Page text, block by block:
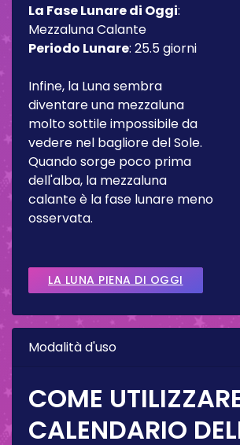
La Fase Lunare di Oggi:
Mezzaluna Calante
Periodo Lunare: 25.5 giorni
Infine, la Luna sembra
diventare una mezzaluna
molto sottile impossibile da
vedere nel bagliore del Sole.
Quando sorge poco prima
dell'alba, la mezzaluna
calante è la fase lunare meno
osservata.
LA LUNA PIENA DI OGGI
Modalità d'uso
COME
CALENDARIO